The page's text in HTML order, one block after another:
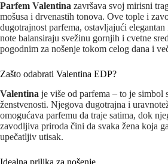
Parfem Valentina završava svoj mirisni
mošusa i drvenastih tonova. Ove tople i
dugotrajnost parfema, ostavljajući
note balansiraju svežinu gornjih i cvetne
pogodnim za nošenje tokom celog dana i
Zašto odabrati Valentina EDP?
Valentina je više od parfema – to je simbol
ženstvenosti. Njegova dugotrajna i
omogućava parfemu da traje satima, dok
zavodljiva priroda čini da svaka žena koja
upečatljiv utisak.